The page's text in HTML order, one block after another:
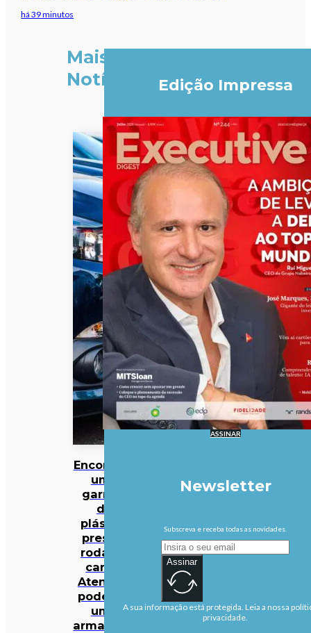
há 39 minutos
Mais
Notícias
Encontrou
uma
garrafa
de
plástico
presa à
roda do
carro?
Atenção:
pode ser
uma
armadilha
Edição Impressa
ASSINAR
Newsletter
Subscreva e receba todas as novidades.
Assinar
A sua informação está protegida. Leia a nossa
privacidade.